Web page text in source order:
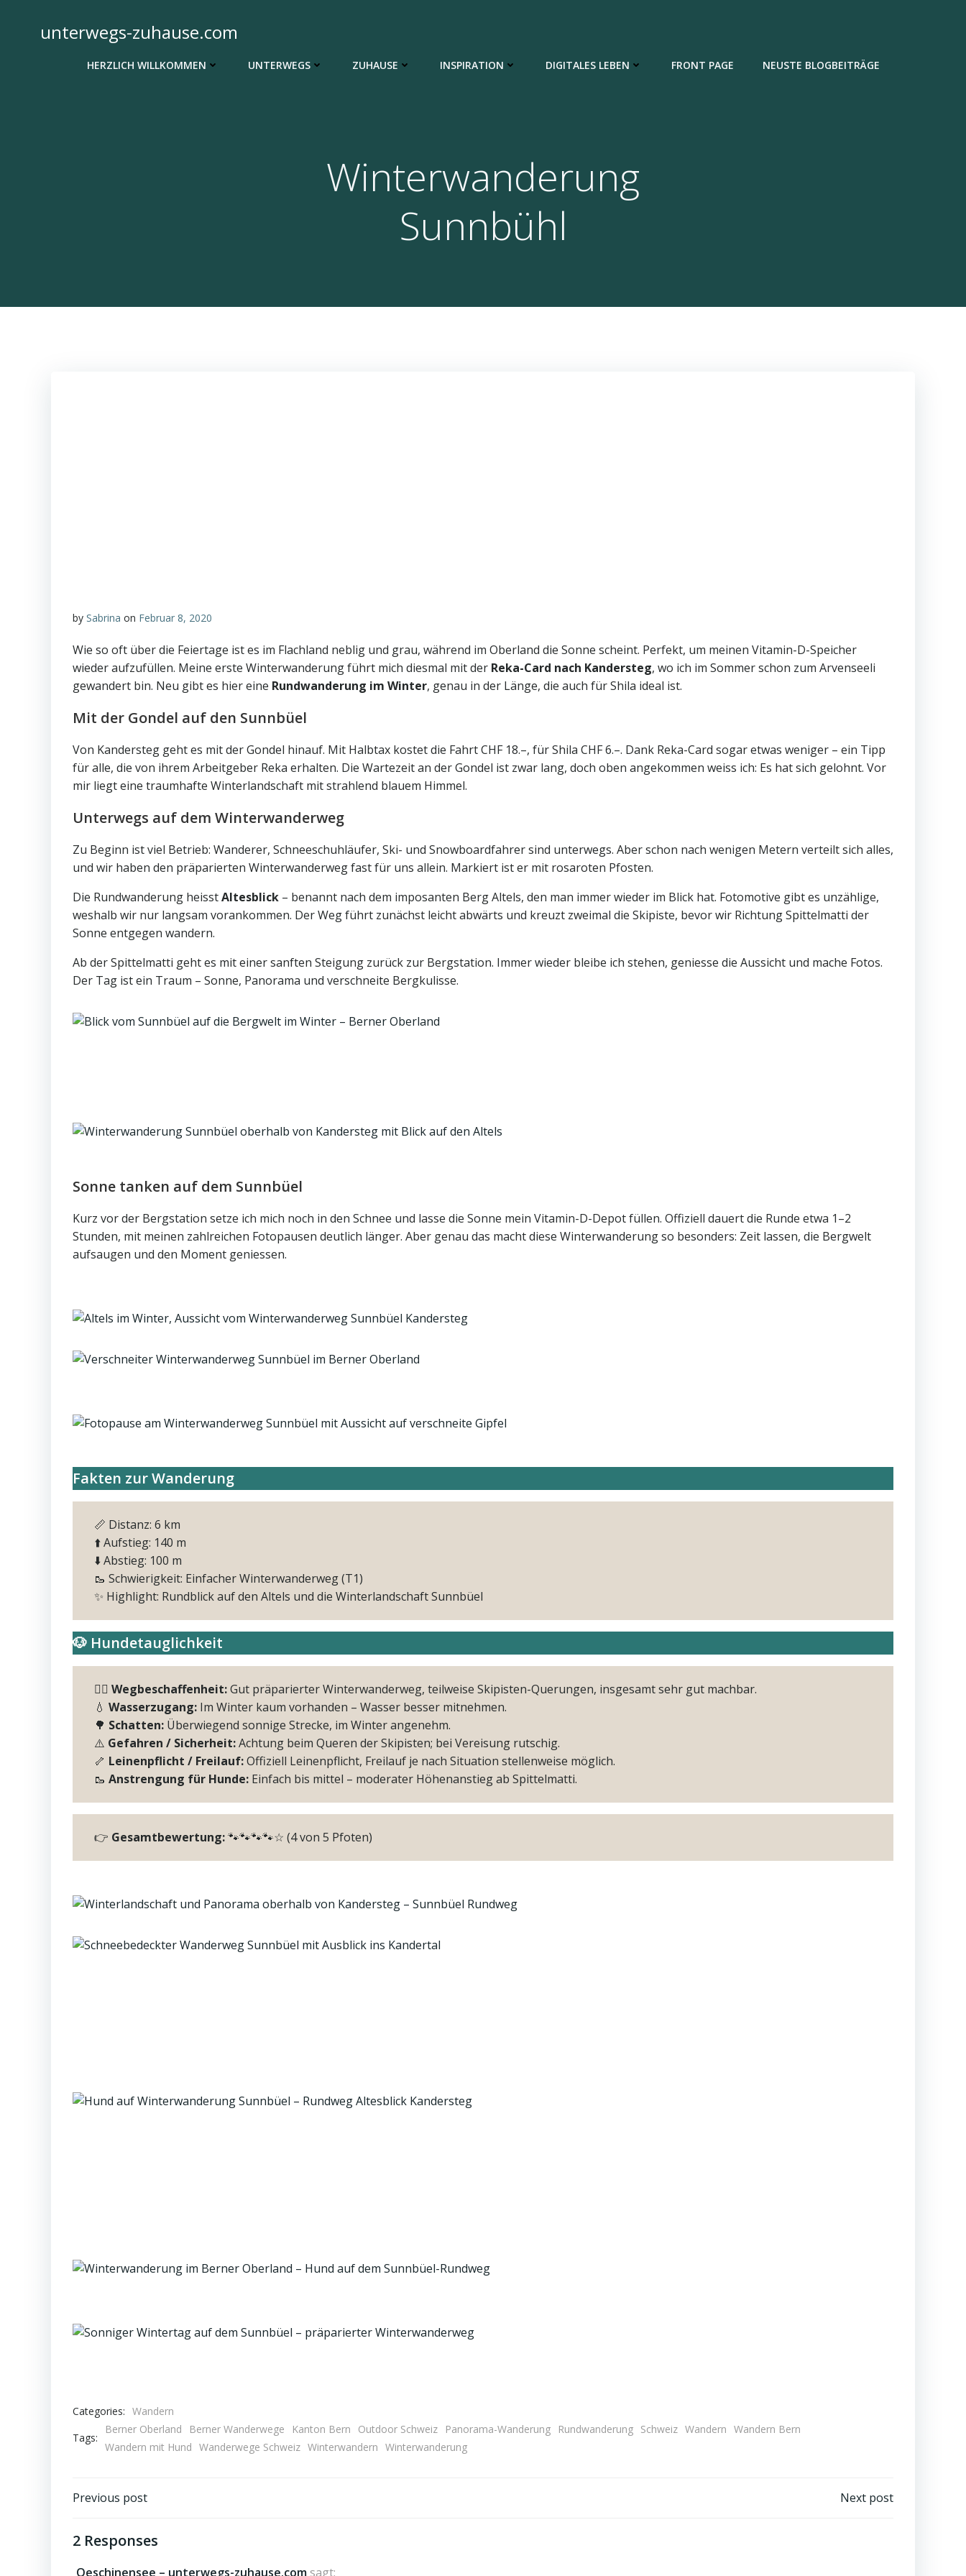
springenunterwegs-zuhause.com
HERZLICH WILLKOMMEN UNTERWEGS ZUHAUSE INSPIRATION DIGITALES LEBEN FRONT PAGE NEUSTE BLOGBEITRÄGE
Winterwanderung
Sunnbühl
by Sabrina on Februar 8, 2020
Wie so oft über die Feiertage ist es im Flachland neblig und grau, während im Oberland die Sonne scheint. Perfekt, um meinen Vitamin-D-Speicher
wieder aufzufüllen. Meine erste Winterwanderung führt mich diesmal mit der Reka-Card nach Kandersteg, wo ich im Sommer schon zum Arvenseeli
gewandert bin. Neu gibt es hier eine Rundwanderung im Winter, genau in der Länge, die auch für Shila ideal ist.
Mit der Gondel auf den Sunnbüel
Von Kandersteg geht es mit der Gondel hinauf. Mit Halbtax kostet die Fahrt CHF 18.–, für Shila CHF 6.–. Dank Reka-Card sogar etwas weniger – ein Tipp
für alle, die von ihrem Arbeitgeber Reka erhalten. Die Wartezeit an der Gondel ist zwar lang, doch oben angekommen weiss ich: Es hat sich gelohnt. Vor
mir liegt eine traumhafte Winterlandschaft mit strahlend blauem Himmel.
Unterwegs auf dem Winterwanderweg
Zu Beginn ist viel Betrieb: Wanderer, Schneeschuhläufer, Ski- und Snowboardfahrer sind unterwegs. Aber schon nach wenigen Metern verteilt sich alles,
und wir haben den präparierten Winterwanderweg fast für uns allein. Markiert ist er mit rosaroten Pfosten.
Die Rundwanderung heisstAltesblick – benannt nach dem imposanten Berg Altels, den man immer wieder im Blick hat. Fotomotive gibt es unzählige,
weshalb wir nur langsam vorankommen. Der Weg führt zunächst leicht abwärts und kreuzt zweimal die Skipiste, bevor wir Richtung Spittelmatti der
Sonne entgegen wandern.
Ab der Spittelmatti geht es mit einer sanften Steigung zurück zur Bergstation. Immer wieder bleibe ich stehen, geniesse die Aussicht und mache Fotos.
Der Tag ist ein Traum – Sonne, Panorama und verschneite Bergkulisse.
Sonne tanken auf dem Sunnbüel
Kurz vor der Bergstation setze ich mich noch in den Schnee und lasse die Sonne mein Vitamin-D-Depot füllen. Offiziell dauert die Runde etwa 1–2
Stunden, mit meinen zahlreichen Fotopausen deutlich länger. Aber genau das macht diese Winterwanderung so besonders: Zeit lassen, die Bergwelt
aufsaugen und den Moment geniessen.
Fakten zur Wanderung
📏 Distanz: 6 km
⬆️ Aufstieg: 140 m
⬇️ Abstieg: 100 m
🥾 Schwierigkeit: Einfacher Winterwanderweg (T1)
✨ Highlight: Rundblick auf den Altels und die Winterlandschaft Sunnbüel
🐶 Hundetauglichkeit
🚶‍♂️ Wegbeschaffenheit:Gut präparierter Winterwanderweg, teilweise Skipisten-Querungen, insgesamt sehr gut machbar.
💧 Wasserzugang: Im Winter kaum vorhanden – Wasser besser mitnehmen.
🌳 Schatten: Überwiegend sonnige Strecke, im Winter angenehm.
⚠️ Gefahren / Sicherheit:Achtung beim Queren der Skipisten; bei Vereisung rutschig.
🦴 Leinenpflicht / Freilauf:Offiziell Leinenpflicht, Freilauf je nach Situation stellenweise möglich.
🥾 Anstrengung für Hunde: Einfach bis mittel – moderater Höhenanstieg ab Spittelmatti.
👉 Gesamtbewertung:🐾🐾🐾🐾☆ (4 von 5 Pfoten)
Categories: Wandern
Tags:
Berner Oberland Berner Wanderwege Kanton Bern Outdoor Schweiz Panorama-Wanderung Rundwanderung Schweiz Wandern Wandern Bern
Wandern mit Hund Wanderwege Schweiz Winterwandern Winterwanderung
Post
navigation
Previous post Next post
2 Responses
Oeschinensee – unterwegs-zuhause.com sagt: